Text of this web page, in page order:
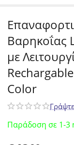
Βαρηκοΐας
με
Color
Παράδοση σε 1-3